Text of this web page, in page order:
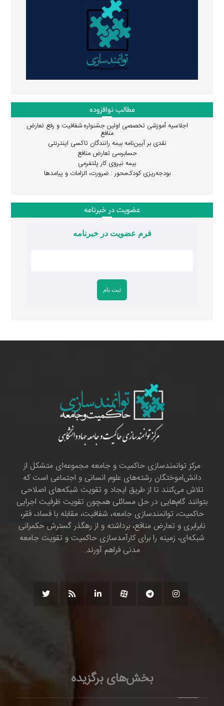
مطالب نوافزوده
اجلاسیه آموزشی تخصصی اولین جشنواره شفافیت و رفع تعارض
منافع
نقدی بر آیین‌نامه بیمه رانندگان تاکسی اینترنتی
حسابرسی تعارض منافع
بیمه نیروی کار پلتفرمی
بودجه‌ریزی کودک‌محور : ضرورت، الزامات و پیامدها
عضویت در خبرنامه
فرم عضویت در خبرنامه
مرکز توانمندسازی حاکمیت و جامعه مجموعه‌ای متشکل از
دانش‌اموختگان رشته‌های علوم انسانی و اجتماعی است که
تلاش می‌کنند تا از طریق ایجاد و تقویت شبکه‌های اصلاحی
بتوانند گام‌هایی در حل مسائلی همچون تقویت ظرفیت اجرایی
حاکمیت، توانمندسازی جامعه، شفافیت، مقابله با فساد، فقر،
نابرابری و تعارض منافع، برداشته و از رهگذر گسترش حکمرانی
شبکه‌ای، زمینه را برای کارآمدسازی حاکمیت و تقویت جامعه
مدنی فراهم آورند.
بخش‌های برگزیده